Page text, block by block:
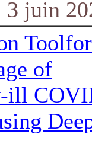
3 juin
Toolfor
of
ill